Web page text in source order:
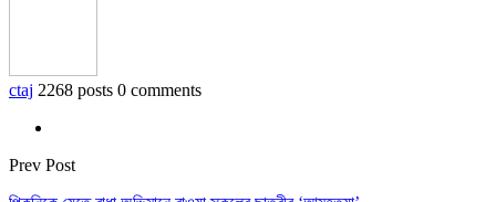
ctaj 2268 posts 0 comments
Prev Post